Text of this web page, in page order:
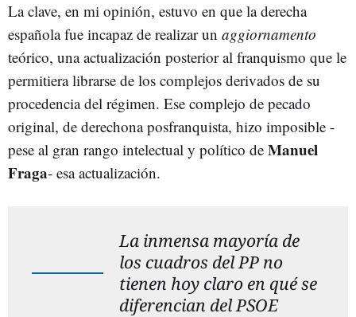
La clave, en mi opinión, estuvo en que la derecha
española fue incapaz de realizar un aggiornamento
teórico, una actualización posterior al franquismo que le
permitiera librarse de los complejos derivados de su
procedencia del régimen. Ese complejo de pecado
original, de derechona posfranquista, hizo imposible -
pese al gran rango intelectual y político de Manuel
Fraga- esa actualización.
La inmensa mayoría de
los cuadros del PP no
tienen hoy claro en qué se
diferencian del PSOE